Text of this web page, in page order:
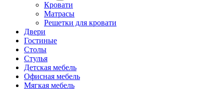
Кровати
Матрасы
Решетки для кровати
Двери
Гостиные
Столы
Стулья
Детская мебель
Офисная мебель
Мягкая мебель